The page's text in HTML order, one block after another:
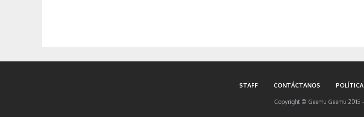
STAFF CONTÁCTANOS
Copyright © Geemu Geemu 2015